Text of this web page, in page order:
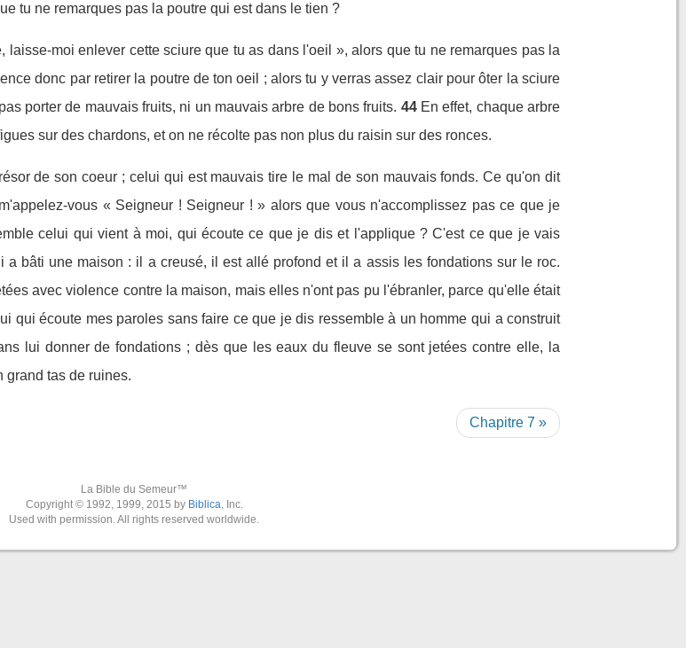
tu ne remarques pas la poutre qui est dans le tien ?
laisse-moi enlever cette sciure que tu as dans l'oeil », alors que tu ne remarques pas la
donc par retirer la poutre de ton oeil ; alors tu y verras assez clair pour ôter la sciure
porter de mauvais fruits, ni un mauvais arbre de bons fruits. 44 En effet, chaque arbre
sur des chardons, et on ne récolte pas non plus du raisin sur des ronces.
de son coeur ; celui qui est mauvais tire le mal de son mauvais fonds. Ce qu'on dit
vous « Seigneur ! Seigneur ! » alors que vous n'accomplissez pas ce que je
celui qui vient à moi, qui écoute ce que je dis et l'applique ? C'est ce que je vais
a bâti une maison : il a creusé, il est allé profond et il a assis les fondations sur le roc.
avec violence contre la maison, mais elles n'ont pas pu l'ébranler, parce qu'elle était
qui écoute mes paroles sans faire ce que je dis ressemble à un homme qui a construit
lui donner de fondations ; dès que les eaux du fleuve se sont jetées contre elle, la
grand tas de ruines.
Chapitre 7 »
La Bible du Semeur™
Copyright © 1992, 1999, 2015 by Biblica, Inc.
Used with permission. All rights reserved worldwide.